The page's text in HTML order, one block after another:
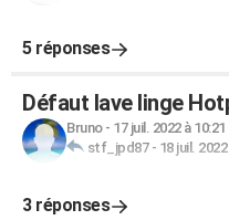
5 réponses
Défaut lave linge
Bruno- 17 juil. 2022 à 10:21
stf_jpd87- 18 juil.
3 réponses